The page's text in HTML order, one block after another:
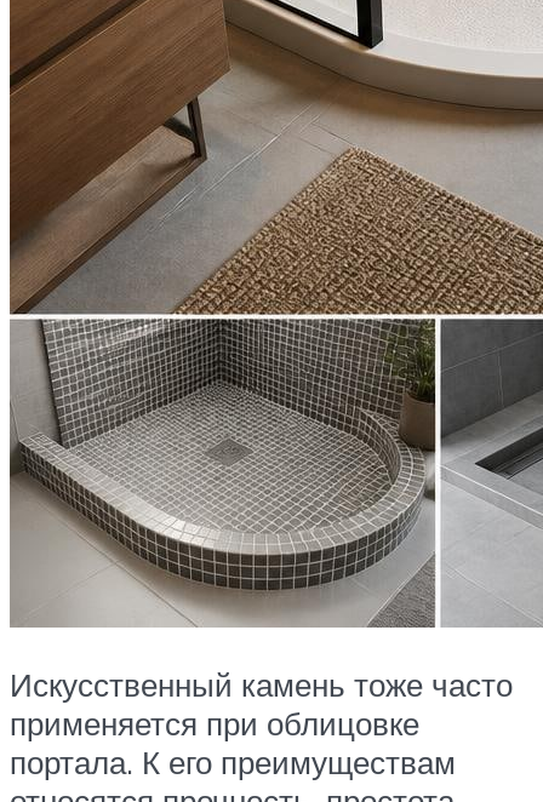
Искусственный камень тоже часто
применяется при облицовке
портала. К его преимуществам